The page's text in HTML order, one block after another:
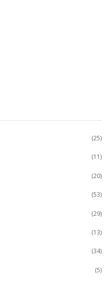
(25)
(11)
(20)
(53)
(29)
(13)
(34)
(5)